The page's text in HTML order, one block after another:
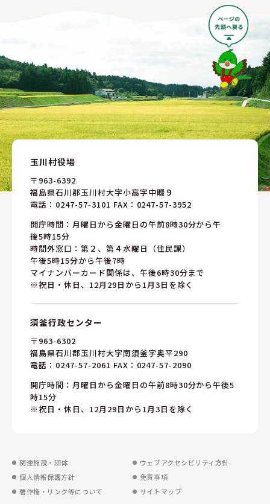
玉川村役場
〒963-6392
福島県石川郡玉川村大字小高字中畷９
電話： 0247-57-3101 FAX：0247-57-3952
開庁時間：月曜日から金曜日の午前8時30分から午
後5時15分
時間外窓口：第２、第４水曜日（住民課）
午後5時15分から午後7時
マイナンバーカード関係は、午後6時30分まで
※祝日・休日、12月29日から1月3日を除く
須釜行政センター
〒963-6302
福島県石川郡玉川村大字南須釜字奥平290
電話： 0247-57-2061 FAX：0247-57-2090
開庁時間：月曜日から金曜日の午前8時30分から午後5
時15分
※祝日・休日、12月29日から1月3日を除く
関連施設・団体
ウェブアクセシビリティ方針
個人情報保護方針
免責事項
著作権・リンク等について
サイトマップ